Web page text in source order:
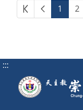
第一頁上一頁
1 2
:::